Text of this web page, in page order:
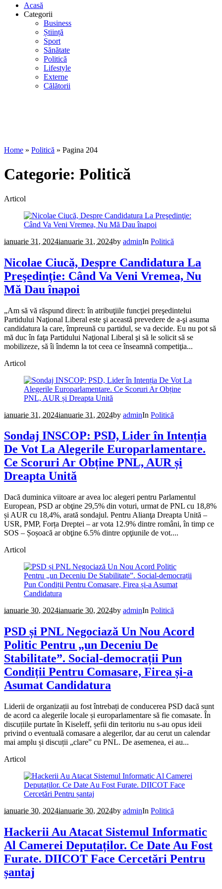
Acasă
Categorii
Business
Știință
Sport
Sănătate
Politică
Lifestyle
Externe
Călătorii
Home » Politică » Pagina 204
Categorie: Politică
Articol
ianuarie 31, 2024ianuarie 31, 2024by adminIn Politică
Nicolae Ciucă, Despre Candidatura La
Preşedinţie: Când Va Veni Vremea, Nu
Mă Dau înapoi
„Am să vă răspund direct: în atribuţiile funcţiei preşedintelui
Partidului Naţional Liberal este şi această prevedere de a-şi asuma
candidatura la care, împreună cu partidul, se va decide. Eu nu pot să
mă duc în faţa Partidului Naţional Liberal şi să le solicit să se
mobilizeze, să îi îndemn la tot ceea ce înseamnă competiţia...
Articol
ianuarie 31, 2024ianuarie 31, 2024by adminIn Politică
Sondaj INSCOP: PSD, Lider în Intenția
De Vot La Alegerile Europarlamentare.
Ce Scoruri Ar Obține PNL, AUR și
Dreapta Unită
Dacă duminica viitoare ar avea loc alegeri pentru Parlamentul
European, PSD ar obţine 29,5% din voturi, urmat de PNL cu 18,8%
și AUR cu 18,4%, arată sondajul. Pentru Alianţa Dreapta Unită –
USR, PMP, Forța Dreptei – ar vota 12.9% dintre români, în timp ce
SOS – Șoșoacă ar obţine 6.5% dintre opţiunile de vot....
Articol
ianuarie 30, 2024ianuarie 30, 2024by adminIn Politică
PSD și PNL Negociază Un Nou Acord
Politic Pentru „un Deceniu De
Stabilitate”. Social-democrații Pun
Condiții Pentru Comasare, Firea și-a
Asumat Candidatura
Liderii de organizații au fost întrebați de conducerea PSD dacă sunt
de acord ca alegerile locale și europarlamentare să fie comasate. În
discuțiile purtate în Kiseleff, șefii din teritoriu nu s-au opus ideii
privind o eventuală comasare a alegerilor, dar au cerut un calendar
mai amplu și discuții „clare” cu PNL. De asemenea, ei au...
Articol
ianuarie 30, 2024ianuarie 30, 2024by adminIn Politică
Hackerii Au Atacat Sistemul Informatic
Al Camerei Deputaților. Ce Date Au Fost
Furate. DIICOT Face Cercetări Pentru
șantaj